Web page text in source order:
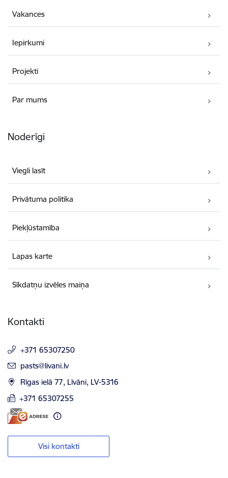
Vakances
Iepirkumi
Projekti
Par mums
Noderīgi
Viegli lasīt
Privātuma politika
Piekļūstamība
Lapas karte
Sīkdatņu izvēles maiņa
Kontakti
+371 65307250
E-pasts:
pasts@livani.lv
Rīgas ielā 77, Līvāni, LV-5316
+371 65307255
Visi kontakti